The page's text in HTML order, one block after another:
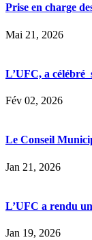
Prise en charge
Mai 21, 2026
L’UFC, a célébré
Fév 02, 2026
Le Conseil
Jan 21, 2026
L’UFC a rendu
Jan 19, 2026